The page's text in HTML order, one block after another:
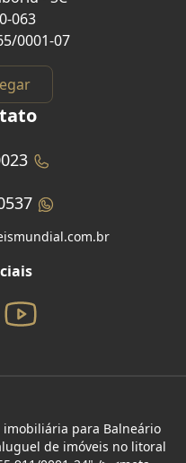
063
0001-07
para Balneário
de imóveis no litoral